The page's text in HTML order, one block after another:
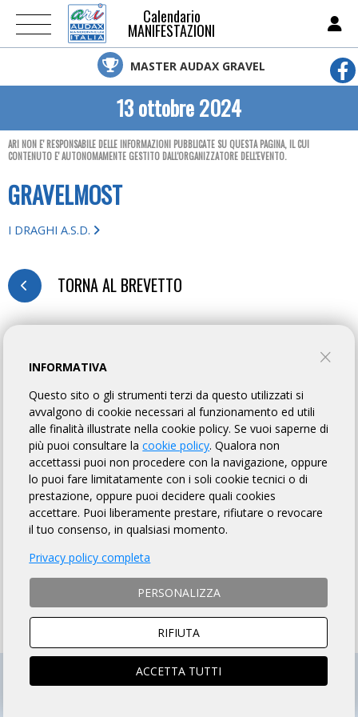
Calendario
MANIFESTAZIONI
MASTER AUDAX GRAVEL
13 ottobre 2024
ARI NON E' RESPONSABILE DELLE INFORMAZIONI PUBBLICATE SU QUESTA PAGINA, IL CUI
CONTENUTO E' AUTONOMAMENTE GESTITO DALL'ORGANIZZATORE DELL'EVENTO.
GRAVELMOST
I DRAGHI A.S.D.
TORNA AL BREVETTO
MODALITÀ DI ISCRIZIONE
MODALITÀ DI PAGAMENTO
NON si ACCETTANO ciclisti non tesserati
ISTRUZIONI PER ISCRIZIONI ONLINE
ISCRIZIONI CHIUSE
INFORMATIVA
Questo sito o gli strumenti terzi da questo utilizzati si
avvalgono di cookie necessari al funzionamento ed utili
alle finalità illustrate nella cookie policy. Se vuoi saperne di
più puoi consultare lacookie policy. Qualora non
accettassi puoi non procedere con la navigazione, oppure
lo puoi fare limitatamente con i soli cookie tecnici o di
prestazione, oppure puoi decidere quali cookies
accettare. Puoi liberamente prestare, rifiutare o revocare
il tuo consenso, in qualsiasi momento.
Privacy policy completa
PERSONALIZZA
RIFIUTA
ACCETTA TUTTI